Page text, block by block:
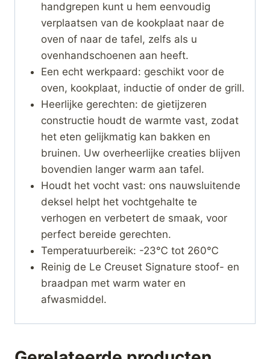
handgrepen kunt u hem eenvoudig
verplaatsen van de kookplaat naar de
oven of naar de tafel, zelfs als u
ovenhandschoenen aan heeft.
Een echt werkpaard: geschikt voor de
oven, kookplaat, inductie of onder de grill.
Heerlijke gerechten: de gietijzeren
constructie houdt de warmte vast, zodat
het eten gelijkmatig kan bakken en
bruinen. Uw overheerlijke creaties blijven
bovendien langer warm aan tafel.
Houdt het vocht vast: ons nauwsluitende
deksel helpt het vochtgehalte te
verhogen en verbetert de smaak, voor
perfect bereide gerechten.
Temperatuurbereik: -23℃ tot 260℃
Reinig de Le Creuset Signature stoof- en
braadpan met warm water en
afwasmiddel.